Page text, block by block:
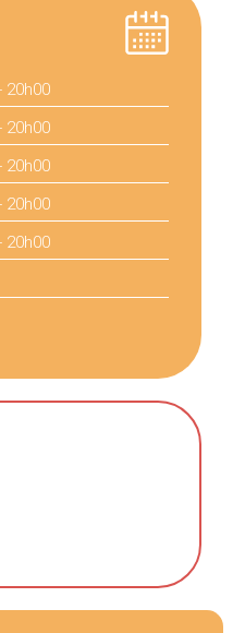
20h00
20h00
20h00
20h00
20h00